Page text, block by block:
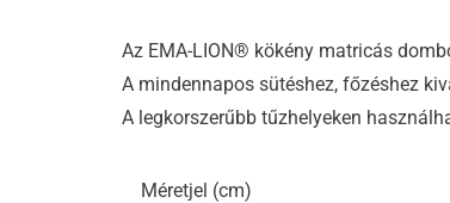
Az EMA-LION® kökény matricás
A mindennapos sütéshez, főzéshez
A legkorszerűbb tűzhelyeken
Méretjel (cm)